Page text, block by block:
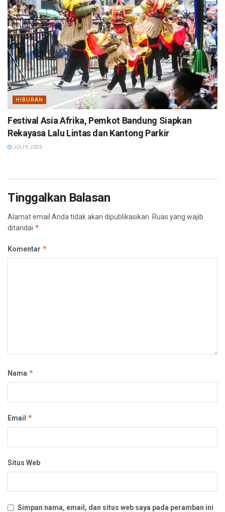
HIBURAN
Festival Asia Afrika, Pemkot Bandung Siapkan
Rekayasa Lalu Lintas dan Kantong Parkir
JULI 9, 2026
Tinggalkan Balasan
Alamat email Anda tidak akan dipublikasikan. Ruas yang wajib
ditandai *
Komentar *
Nama *
Email *
Situs Web
Simpan nama, email, dan situs web saya pada peramban ini